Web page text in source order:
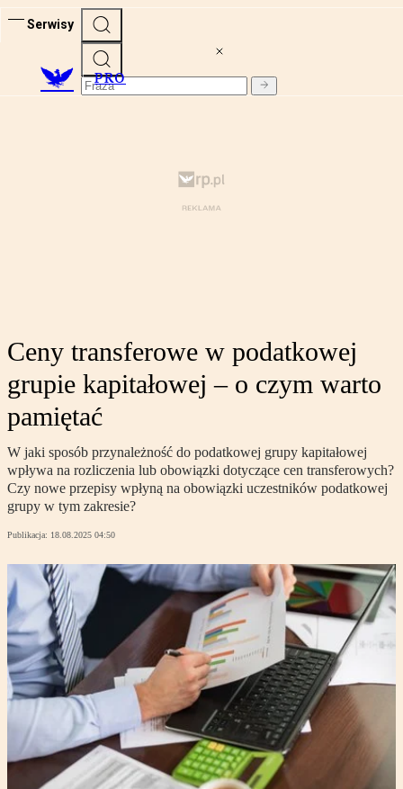
Serwisy
PRO
Ceny transferowe w podatkowej
grupie kapitałowej – o czym warto
pamiętać
W jaki sposób przynależność do podatkowej grupy kapitałowej
wpływa na rozliczenia lub obowiązki dotyczące cen transferowych?
Czy nowe przepisy wpłyną na obowiązki uczestników podatkowej
grupy w tym zakresie?
Publikacja: 18.08.2025 04:50